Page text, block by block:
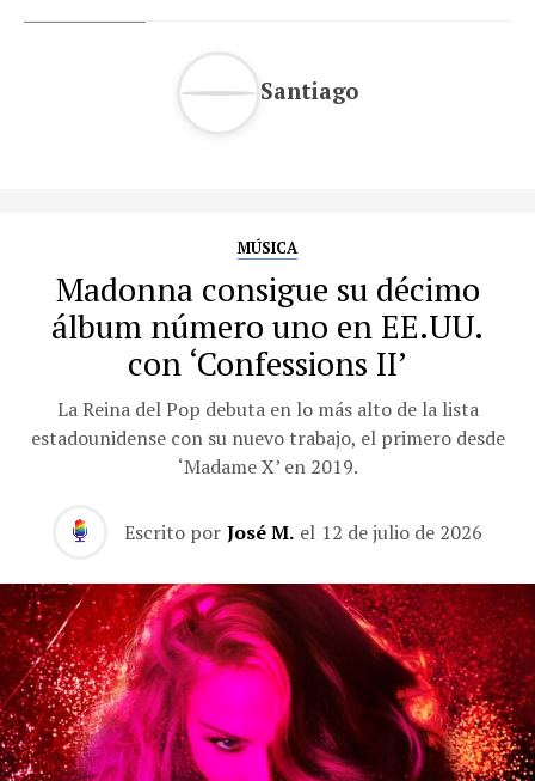
Santiago
MÚSICA
Madonna consigue su décimo
álbum número uno en EE.UU.
con ‘Confessions II’
La Reina del Pop debuta en lo más alto de la lista
estadounidense con su nuevo trabajo, el primero desde
‘Madame X’ en 2019.
Escrito por José M. el 12 de julio de 2026